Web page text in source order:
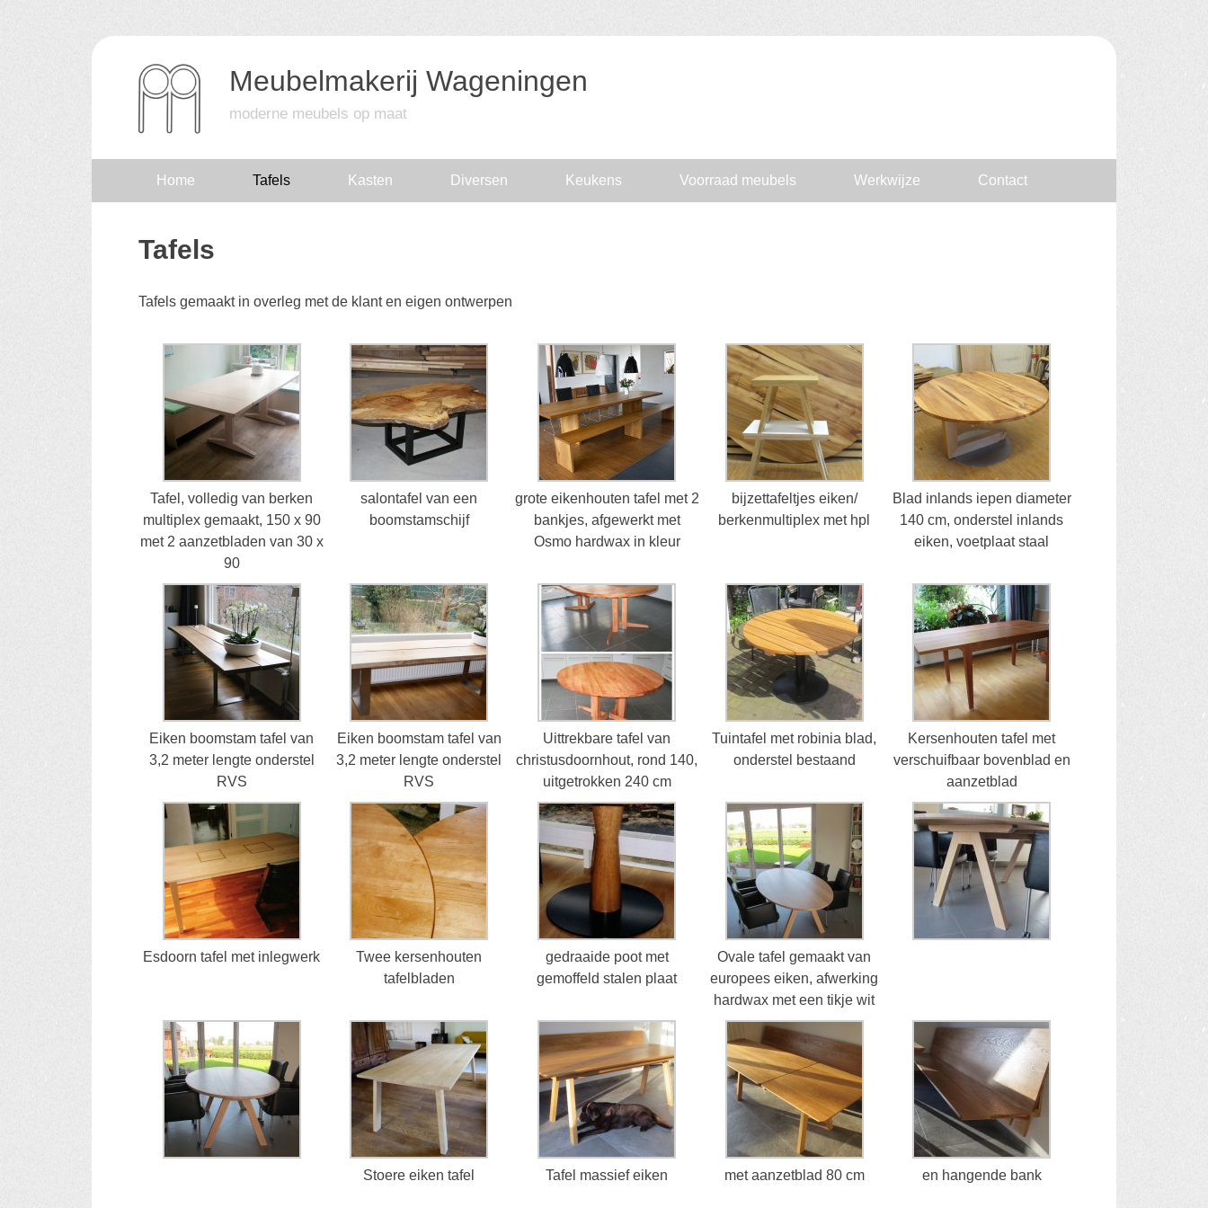
Meubelmakerij Wageningen
moderne meubels op maat
Home Tafels Kasten Diversen Keukens Voorraad meubels Werkwijze Contact
Tafels
Tafels gemaakt in overleg met de klant en eigen ontwerpen
Tafel, volledig van berken
multiplex gemaakt, 150 x 90
met 2 aanzetbladen van 30 x
90
salontafel van een
boomstamschijf
grote eikenhouten tafel met 2
bankjes, afgewerkt met
Osmo hardwax in kleur
bijzettafeltjes eiken/
berkenmultiplex met hpl
Blad inlands iepen diameter
140 cm, onderstel inlands
eiken, voetplaat staal
Eiken boomstam tafel van
3,2 meter lengte onderstel
RVS
Eiken boomstam tafel van
3,2 meter lengte onderstel
RVS
Uittrekbare tafel van
christusdoornhout, rond 140,
uitgetrokken 240 cm
Tuintafel met robinia blad,
onderstel bestaand
Kersenhouten tafel met
verschuifbaar bovenblad en
aanzetblad
Esdoorn tafel met inlegwerk
Twee kersenhouten
tafelbladen
gedraaide poot met
gemoffeld stalen plaat
Ovale tafel gemaakt van
europees eiken, afwerking
hardwax met een tikje wit
Stoere eiken tafel Tafel massief eiken met aanzetblad 80 cm en hangende bank